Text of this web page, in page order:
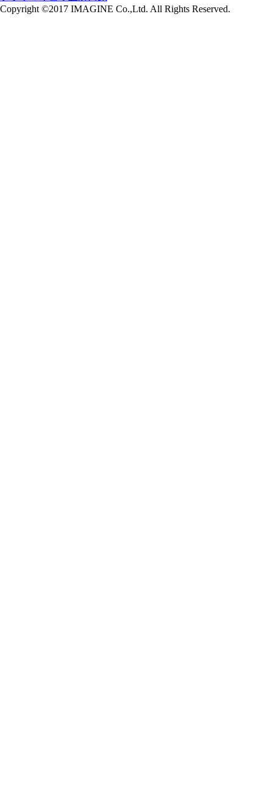
Copyright ©2017 IMAGINE Co.,Ltd. All Rights Reserved.